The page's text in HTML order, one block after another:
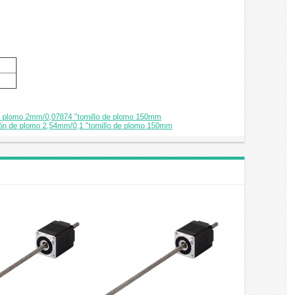
2mm/0,07874 "tornillo de plomo 150mm
de plomo 2,54mm/0,1 "tornillo de plomo 150mm